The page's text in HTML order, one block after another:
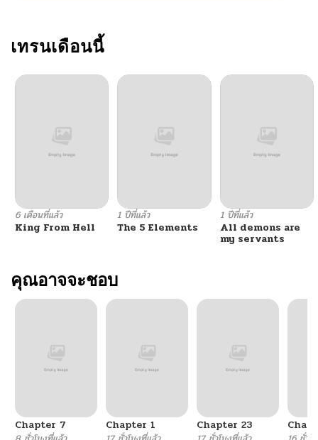
เทรนเดือนนี้
6 เดือนที่แล้ว
King From Hell
1 ปีที่แล้ว
The 5 Elements
1 ปีที่แล้ว
All demons are
my servants
คุณอาจจะชอบ
Chapter 7 Chapter 1 Chapter 23